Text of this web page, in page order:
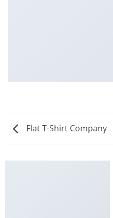
Flat T-Shirt Company